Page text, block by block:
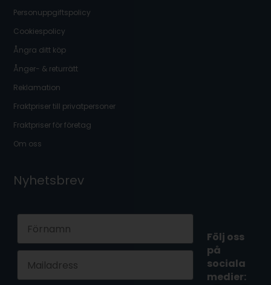
Personuppgiftspolicy
Cookiespolicy
Ångra ditt köp
Ånger- & returrätt
Reklamation
Fraktpriser till privatpersoner
Fraktpriser för företag
Om oss
Nyhetsbrev
Följ oss
på
sociala
medier: